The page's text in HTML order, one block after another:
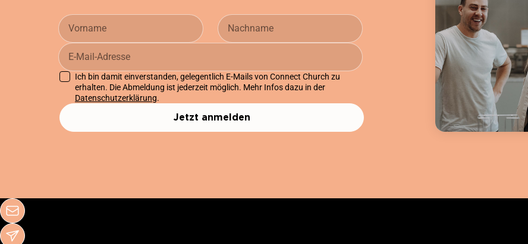
Ich bin damit einverstanden, gelegentlich E-Mails von Connect Church zu
erhalten. Die Abmeldung ist jederzeit möglich. Mehr Infos dazu in der
Datenschutzerklärung.